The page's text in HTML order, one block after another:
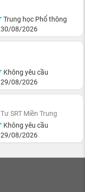
Trung học Phổ thông
08/2026
Không yêu cầu
08/2026
SRT Miền Trung
Không yêu cầu
08/2026